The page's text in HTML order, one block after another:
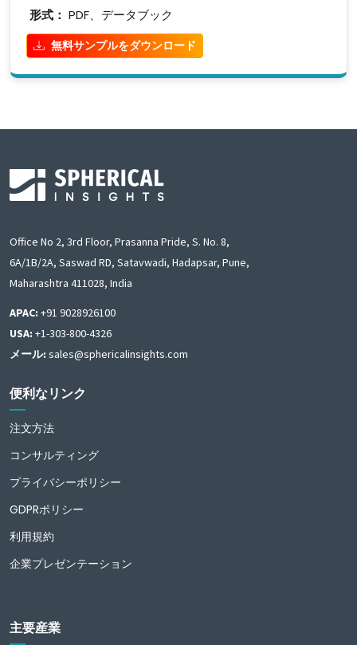
形式： PDF、データブック
無料サンプルをダウンロード
Office No 2, 3rd Floor, Prasanna Pride, S. No. 8,
6A/1B/2A, Saswad RD, Satavwadi, Hadapsar, Pune,
Maharashtra 411028, India
APAC: +91 9028926100
USA: +1-303-800-4326
メール: sales@sphericalinsights.com
便利なリンク
注文方法
コンサルティング
プライバシーポリシー
GDPRポリシー
利用規約
企業プレゼンテーション
主要産業